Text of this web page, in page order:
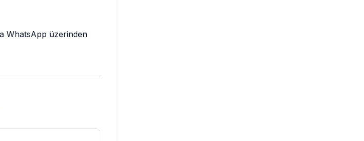
WhatsApp üzerinden